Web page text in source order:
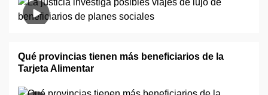
Qué provincias tienen más beneficiarios de la
Tarjeta Alimentar